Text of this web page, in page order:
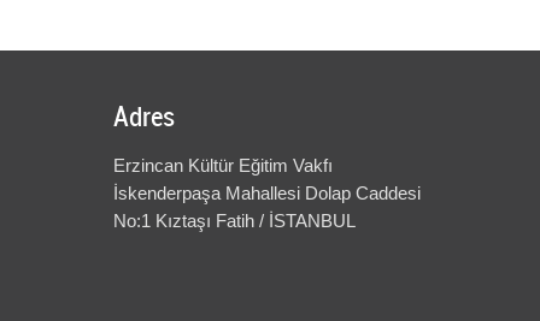
Adres
Erzincan Kültür Eğitim Vakfı
İskenderpaşa Mahallesi Dolap Caddesi
No:1 Kıztaşı Fatih / İSTANBUL